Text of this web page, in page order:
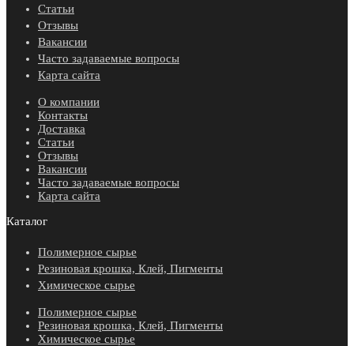
Статьи
Отзывы
Вакансии
Часто задаваемые вопросы
Карта сайта
О компании
Контакты
Доставка
Статьи
Отзывы
Вакансии
Часто задаваемые вопросы
Карта сайта
Каталог
Полимерное сырье
Резиновая крошка, Клей, Пигменты
Химическое сырье
Полимерное сырье
Резиновая крошка, Клей, Пигменты
Химическое сырье